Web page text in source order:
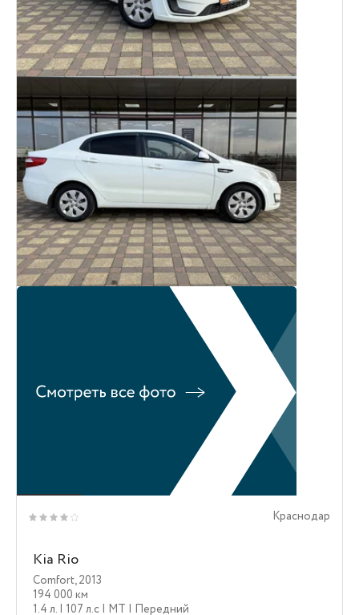
Краснодар
Kia Rio
Comfort,2013
194 000 км
1.4 л. | 107 л.c | MT | Передний